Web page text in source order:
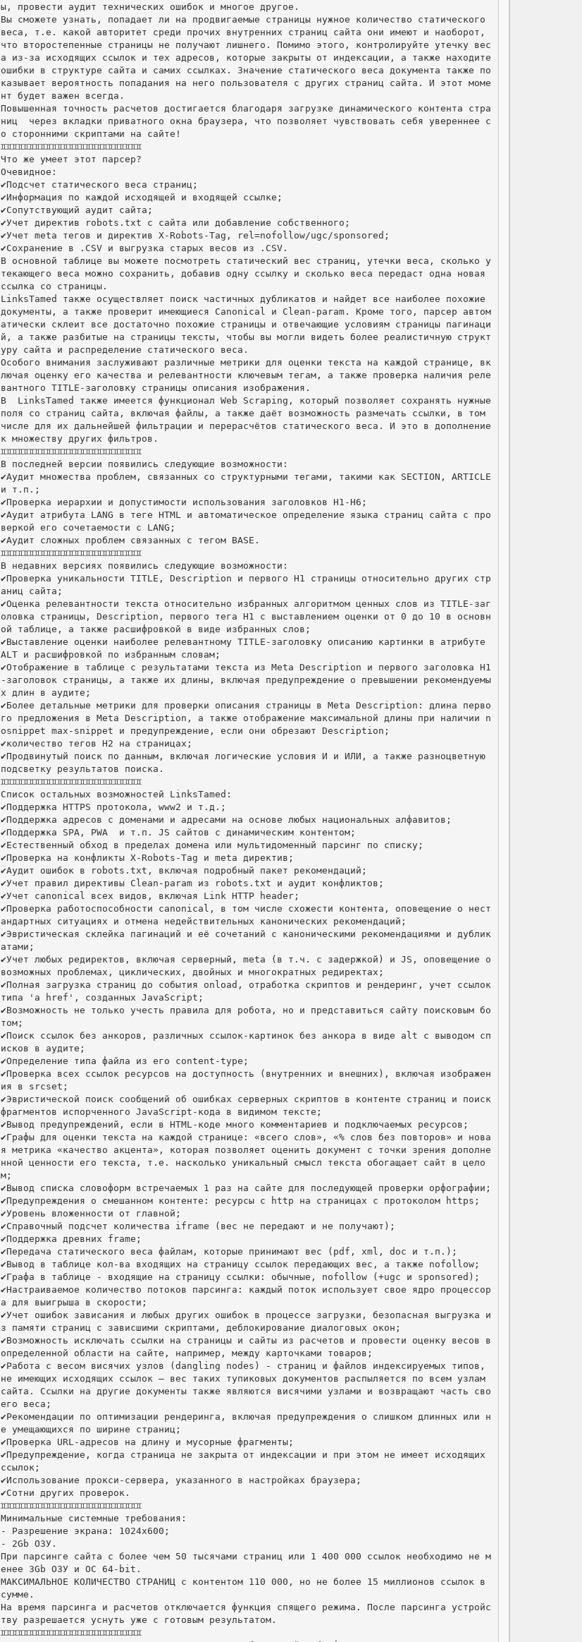
ы, провести аудит технических ошибок и многое другое.
Вы сможете узнать, попадает ли на продвигаемые страницы нужное количество статического
веса, т.е. какой авторитет среди прочих внутренних страниц сайта они имеют и наоборот,
что второстепенные страницы не получают лишнего. Помимо этого, контролируйте утечку вес
а из-за исходящих ссылок и тех адресов, которые закрыты от индексации, а также находите
ошибки в структуре сайта и самих ссылках. Значение статического веса документа также по
казывает вероятность попадания на него пользователя с других страниц сайта. И этот моме
нт будет важен всегда.
Повышенная точность расчетов достигается благодаря загрузке динамического контента стра
ниц  через вкладки приватного окна браузера, что позволяет чувствовать себя увереннее с
о сторонними скриптами на сайте!
♊️♊️♊️♊️♊️♊️♊️♊️♊️♊️♊️♊️♊️♊️♊️♊️♊️♊️♊️♊️♊️♊️♊️♊️♊️
Что же умеет этот парсер?
Очевидное:
✔️Подсчет статического веса страниц;
✔️Информация по каждой исходящей и входящей ссылке;
✔️Сопутствующий аудит сайта;
✔️Учет директив robots.txt с сайта или добавление собственного;
✔️Учет meta тегов и директив X-Robots-Tag, rel=nofollow/ugc/sponsored;
✔️Сохранение в .CSV и выгрузка старых весов из .CSV.
В основной таблице вы можете посмотреть статический вес страниц, утечки веса, сколько у
текающего веса можно сохранить, добавив одну ссылку и сколько веса передаст одна новая
ссылка со страницы.
LinksTamed также осуществляет поиск частичных дубликатов и найдет все наиболее похожие
документы, а также проверит имеющиеся Canonical и Clean-param. Кроме того, парсер автом
атически склеит все достаточно похожие страницы и отвечающие условиям страницы пагинаци
й, а также разбитые на страницы тексты, чтобы вы могли видеть более реалистичную структ
уру сайта и распределение статического веса.
Особого внимания заслуживают различные метрики для оценки текста на каждой странице, вк
лючая оценку его качества и релевантности ключевым тегам, а также проверка наличия реле
вантного TITLE-заголовку страницы описания изображения.
В  LinksTamed также имеется функционал Web Scraping, который позволяет сохранять нужные
поля со страниц сайта, включая файлы, а также даёт возможность размечать ссылки, в том
числе для их дальнейшей фильтрации и перерасчётов статического веса. И это в дополнение
к множеству других фильтров.
♊️♊️♊️♊️♊️♊️♊️♊️♊️♊️♊️♊️♊️♊️♊️♊️♊️♊️♊️♊️♊️♊️♊️♊️♊️
В последней версии появились следующие возможности:
✔️Аудит множества проблем, связанных со структурными тегами, такими как SECTION, ARTICLE
и т.п.;
✔️Проверка иерархии и допустимости использования заголовков H1-H6;
✔️Аудит атрибута LANG в теге HTML и автоматическое определение языка страниц сайта с про
веркой его сочетаемости с LANG;
✔️Аудит сложных проблем связанных с тегом BASE.
♊️♊️♊️♊️♊️♊️♊️♊️♊️♊️♊️♊️♊️♊️♊️♊️♊️♊️♊️♊️♊️♊️♊️♊️♊️
В недавних версиях появились следующие возможности:
✔️Проверка уникальности TITLE, Description и первого H1 страницы относительно других стр
аниц сайта;
✔️Оценка релевантности текста относительно избранных алгоритмом ценных слов из TITLE-заг
оловка страницы, Description, первого тега H1 с выставлением оценки от 0 до 10 в основн
ой таблице, а также расшифровкой в виде избранных слов;
✔️Выставление оценки наиболее релевантному TITLE-заголовку описанию картинки в атрибуте
ALT и расшифровкой по избранным словам;
✔️Отображение в таблице с результатами текста из Мeta Description и первого заголовка H1
-заголовок страницы, а также их длины, включая предупреждение о превышении рекомендуемы
х длин в аудите;
✔️Более детальные метрики для проверки описания страницы в Meta Description: длина перво
го предложения в Meta Description, а также отображение максимальной длины при наличии n
osnippet max-snippet и предупреждение, если они обрезают Description;
✔️количество тегов H2 на страницах;
✔️Продвинутый поиск по данным, включая логические условия И и ИЛИ, а также разноцветную
подсветку результатов поиска.
♊️♊️♊️♊️♊️♊️♊️♊️♊️♊️♊️♊️♊️♊️♊️♊️♊️♊️♊️♊️♊️♊️♊️♊️♊️
Список остальных возможностей LinksTamed:
✔️Поддержка HTTPS протокола, www2 и т.д.;
✔️Поддержка адресов с доменами и адресами на основе любых национальных алфавитов;
✔️Поддержка SPA, PWA  и т.п. JS сайтов с динамическим контентом;
✔️Естественный обход в пределах домена или мультидоменный парсинг по списку;
✔️Проверка на конфликты X-Robots-Tag и meta директив;
✔️Аудит ошибок в robots.txt, включая подробный пакет рекомендаций;
✔️Учет правил директивы Clean-param из robots.txt и аудит конфликтов;
✔️Учет canonical всех видов, включая Link HTTP header;
✔️Проверка работоспособности canonical, в том числе схожести контента, оповещение о нест
андартных ситуациях и отмена недействительных канонических рекомендаций;
✔️Эвристическая склейка пагинаций и её сочетаний с каноническими рекомендациями и дублик
атами;
✔️Учет любых редиректов, включая серверный, meta (в т.ч. с задержкой) и JS, оповещение о
возможных проблемах, циклических, двойных и многократных редиректах;
✔️Полная загрузка страниц до события onload, отработка скриптов и рендеринг, учет ссылок
типа 'a href', созданных JavaScript;
✔️Возможность не только учесть правила для робота, но и представиться сайту поисковым бо
том;
✔️Поиск ссылок без анкоров, различных ссылок-картинок без анкора в виде alt с выводом сп
исков в аудите;
✔️Определение типа файла из его content-type;
✔️Проверка всех ссылок ресурсов на доступность (внутренних и внешних), включая изображен
ия в srcset;
✔️Эвристической поиск сообщений об ошибках серверных скриптов в контенте страниц и поиск
фрагментов испорченного JavaScript-кода в видимом тексте;
✔️Вывод предупреждений, если в HTML-коде много комментариев и подключаемых ресурсов;
✔️Графы для оценки текста на каждой странице: «всего слов», «% слов без повторов» и нова
я метрика «качество акцента», которая позволяет оценить документ с точки зрения дополне
нной ценности его текста, т.е. насколько уникальный смысл текста обогащает сайт в цело
м;
✔️Вывод списка словоформ встречаемых 1 раз на сайте для последующей проверки орфографии;
✔️Предупреждения о смешанном контенте: ресурсы с http на страницах с протоколом https;
✔️Уровень вложенности от главной;
✔️Справочный подсчет количества iframe (вес не передают и не получают);
✔️Поддержка древних frame;
✔️Передача статического веса файлам, которые принимают вес (pdf, xml, doc и т.п.);
✔️Вывод в таблице кол-ва входящих на страницу ссылок передающих вес, а также nofollow;
✔️Графа в таблице - входящие на страницу ссылки: обычные, nofollow (+ugc и sponsored);
✔️Настраиваемое количество потоков парсинга: каждый поток использует свое ядро процессор
а для выигрыша в скорости;
✔️Учет ошибок зависания и любых других ошибок в процессе загрузки, безопасная выгрузка и
з памяти страниц с зависшими скриптами, деблокирование диалоговых окон;
✔️Возможность исключать ссылки на страницы и сайты из расчетов и провести оценку весов в
определенной области на сайте, например, между карточками товаров;
✔️Работа с весом висячих узлов (dangling nodes) - страниц и файлов индексируемых типов,
не имеющих исходящих ссылок – вес таких тупиковых документов распыляется по всем узлам
сайта. Ссылки на другие документы также являются висячими узлами и возвращают часть сво
его веса;
✔️Рекомендации по оптимизации рендеринга, включая предупреждения о слишком длинных или н
е умещающихся по ширине страниц;
✔️Проверка URL-адресов на длину и мусорные фрагменты;
✔️Предупреждение, когда страница не закрыта от индексации и при этом не имеет исходящих
ссылок;
✔️Использование прокси-сервера, указанного в настройках браузера;
✔️Сотни других проверок.
♊️♊️♊️♊️♊️♊️♊️♊️♊️♊️♊️♊️♊️♊️♊️♊️♊️♊️♊️♊️♊️♊️♊️♊️♊️
Минимальные системные требования:
- Разрешение экрана: 1024x600;
- 2Gb ОЗУ.
При парсинге сайта с более чем 50 тысячами страниц или 1 400 000 ссылок необходимо не м
енее 3Gb ОЗУ и ОС 64-bit.
МАКСИМАЛЬНОЕ КОЛИЧЕСТВО СТРАНИЦ с контентом 110 000, но не более 15 миллионов ссылок в
сумме.
На время парсинга и расчетов отключается функция спящего режима. После парсинга устройс
тву разрешается уснуть уже с готовым результатом.
♊️♊️♊️♊️♊️♊️♊️♊️♊️♊️♊️♊️♊️♊️♊️♊️♊️♊️♊️♊️♊️♊️♊️♊️♊️